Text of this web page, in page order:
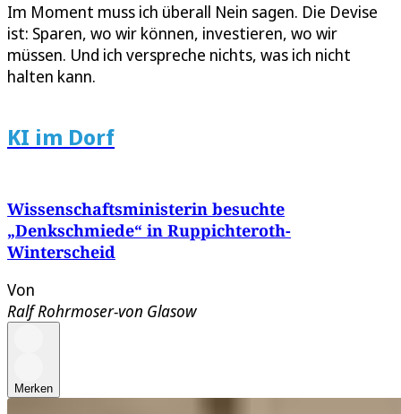
Im Moment muss ich überall Nein sagen. Die Devise
ist: Sparen, wo wir können, investieren, wo wir
müssen. Und ich verspreche nichts, was ich nicht
halten kann.
KI im Dorf
Wissenschaftsministerin besuchte
„Denkschmiede“ in Ruppichteroth-
Winterscheid
Von
Ralf Rohrmoser-von Glasow
Merken